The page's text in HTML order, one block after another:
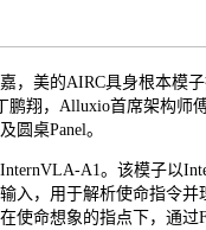
美的AIRC具身根本模
鹏翔，Alluxio首席架构
桌Panel。
A1。该模子以
，用于解析使命指令并
命想象的指点下，通过